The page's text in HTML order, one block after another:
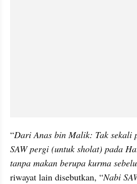
“Dari Anas bin Malik: Tak sekali
SAW pergi (untuk sholat) pada
tanpa makan berupa kurma
riwayat lain disebutkan, “Nabi